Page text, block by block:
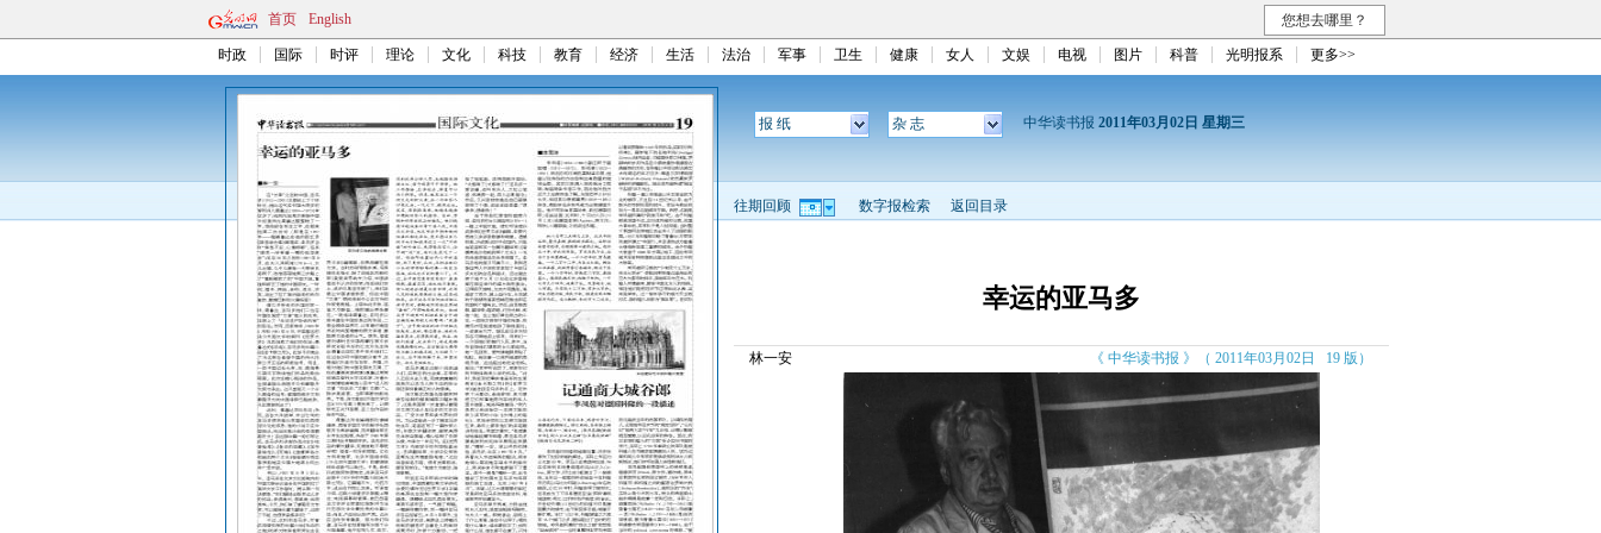
首页 English 您想去哪里？
时政 国际 时评 理论 文化 科技 教育 经济 生活 法治 军事 卫生 健康 女人 文娱 电视 图片 科普 光明报系 更多>>
报 纸 杂 志 中华读书报 2011年03月02日 星期三
往期回顾 数字报检索 返回目录
幸运的亚马多
林一安 《 中华读书报 》（ 2011年03月02日 19 版）